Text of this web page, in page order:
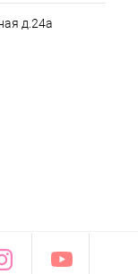
д.24а